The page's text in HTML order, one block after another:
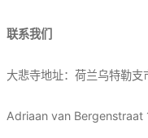
联系我们
大悲寺地址：荷兰乌特勒支
Adriaan van